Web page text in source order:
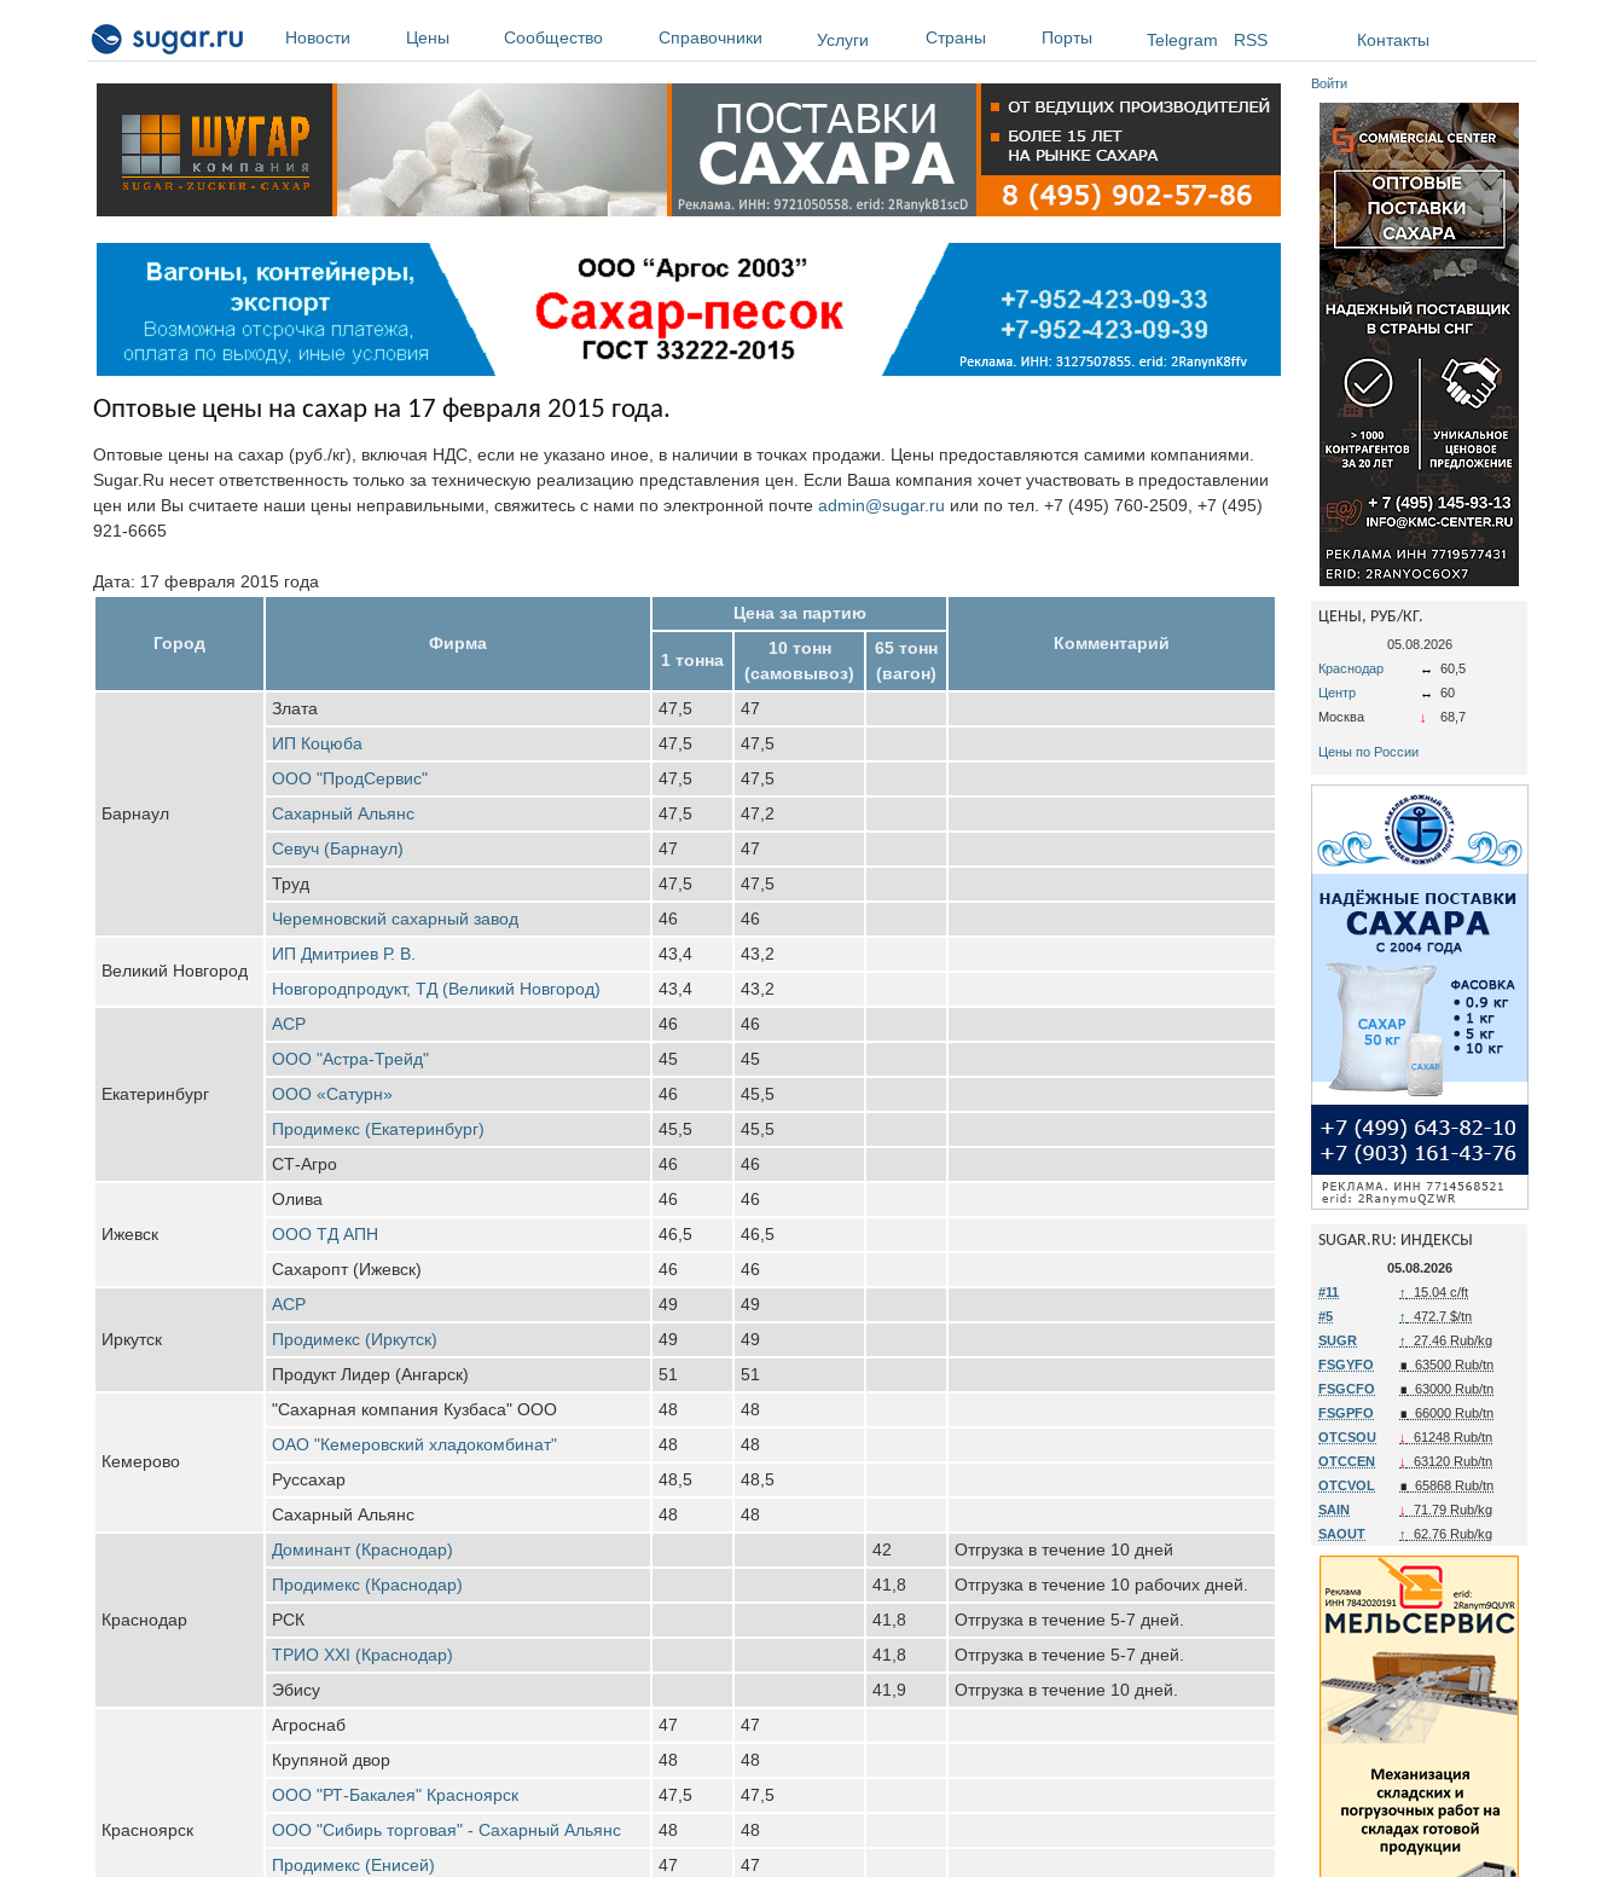
Новости
Цены Сообщество Справочники Услуги Страны Порты Telegram RSS Контакты
Оптовые цены на сахар на 17 февраля 2015 года.
Оптовые цены на сахар (руб./кг), включая НДС, если не указано иное, в наличии в точках продажи. Цены предоставляются самими компаниями.
Sugar.Ru несет ответственность только за техническую реализацию представления цен. Если Ваша компания хочет участвовать в предоставлении
цен или Вы считаете наши цены неправильными, свяжитесь с нами по электронной почте admin@sugar.ru или по тел. +7 (495) 760-2509, +7 (495)
921-6665
Дата: 17 февраля 2015 года
Город Фирма
Цена за партию
Комментарий
1 тонна
10 тонн
(самовывоз)
65 тонн
(вагон)
Барнаул
Злата 47,5
47
ИП Коцюба
47,5
47,5
ООО "ПродСервис"
47,5
47,5
Сахарный Альянс
47,5
47,2
Севуч (Барнаул)
47
47
Труд
47,5
47,5
Черемновский сахарный завод
46 46
Великий Новгород
ИП Дмитриев Р. В. 43,4
43,2
Новгородпродукт, ТД (Великий Новгород)
43,4 43,2
Екатеринбург
АСР 46
46
ООО "Астра-Трейд"
45
45
ООО «Сатурн»
46
45,5
Продимекс (Екатеринбург)
45,5
45,5
СТ-Агро
46 46
Ижевск
Олива 46
46
ООО ТД АПН
46,5
46,5
Сахаропт (Ижевск)
46 46
Иркутск
АСР 49
49
Продимекс (Иркутск)
49
49
Продукт Лидер (Ангарск)
51 51
Кемерово
"Сахарная компания Кузбаса" ООО 48
48
ОАО "Кемеровский хладокомбинат"
48
48
Руссахар
48,5
48,5
Сахарный Альянс
48 48
Краснодар
Доминант (Краснодар) 42
Отгрузка в течение 10 дней
Продимекс (Краснодар)
41,8
Отгрузка в течение 10 рабочих дней.
РСК
41,8
Отгрузка в течение 5-7 дней.
ТРИО XXI (Краснодар)
41,8
Отгрузка в течение 5-7 дней.
Эбису
41,9 Отгрузка в течение 10 дней.
Красноярск
Агроснаб 47
47
Крупяной двор
48
48
ООО "РТ-Бакалея" Красноярск
47,5
47,5
ООО "Сибирь торговая" - Сахарный Альянс
48
48
Продимекс (Енисей)
47
47
Войти
ЦЕНЫ, РУБ/КГ.
05.08.2026
Краснодар
↔
60,5
Центр
↔
60
Москва
↓ 68,7
Цены по России
SUGAR.RU: ИНДЕКСЫ
05.08.2026
#11
↑
15.04 c/ft
#5
↑
472.7 $/tn
SUGR
↑
27.46 Rub/kg
FSGYFO
∎ 63500 Rub/tn
FSGCFO
∎ 63000 Rub/tn
FSGPFO
∎ 66000 Rub/tn
OTCSOU
↓
61248 Rub/tn
OTCCEN
↓
63120 Rub/tn
OTCVOL
∎ 65868 Rub/tn
SAIN
↓
71.79 Rub/kg
SAOUT
↑ 62.76 Rub/kg